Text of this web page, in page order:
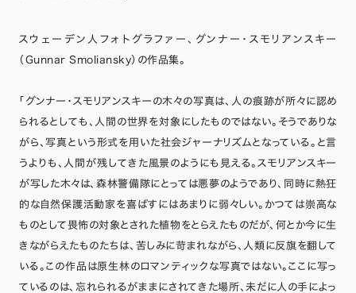
スウェーデン人フォトグラファー、グンナー・スモリアンスキー
（Gunnar Smoliansky）の作品集。
「グンナー・スモリアンスキーの木々の写真は、人の痕跡が所々に認め
られるとしても、人間の世界を対象にしたものではない。そうでありな
がら、写真という形式を用いた社会ジャーナリズムとなっている。と言
うよりも、人間が残してきた風景のようにも見える。スモリアンスキー
が写した木々は、森林警備隊にとっては悪夢のようであり、同時に熱狂
的な自然保護活動家を喜ばすにはあまりに弱々しい。かつては崇高な
ものとして畏怖の対象とされた植物をとらえたものだが、何とか今に生
きながらえたものたちは、苦しみに苛まれながら、人類に反旗を翻して
いる。この作品は原生林のロマンティックな写真ではない。ここに写っ
ているのは、忘れられるがままにされてきた場所、未だに人の手によっ